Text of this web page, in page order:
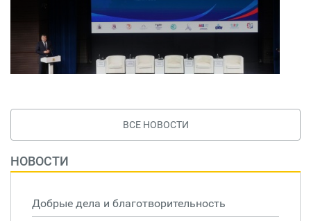
ВСЕ НОВОСТИ
НОВОСТИ
Добрые дела и благотворительность